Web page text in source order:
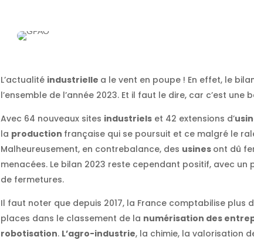
L’actualité industrielle a le vent en poupe ! En effet, le
l’ensemble de l’année 2023. Et il faut le dire, car c’est une
Avec 64 nouveaux sites industriels et 42 extensions d’
la production française qui se poursuit et ce malgré le
Malheureusement, en contrebalance, des usines ont dû
menacées. Le bilan 2023 reste cependant positif, avec
de fermetures.
Il faut noter que depuis 2017, la France comptabilise plus
places dans le classement de la numérisation des
robotisation. L’agro-industrie, la chimie, la valorisation